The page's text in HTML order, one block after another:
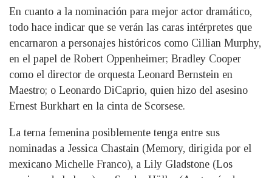
En cuanto a la nominación para mejor actor dramático,
todo hace indicar que se verán las caras intérpretes que
encarnaron a personajes históricos como Cillian Murphy,
en el papel de Robert Oppenheimer; Bradley Cooper
como el director de orquesta Leonard Bernstein en
Maestro; o Leonardo DiCaprio, quien hizo del asesino
Ernest Burkhart en la cinta de Scorsese.
La terna femenina posiblemente tenga entre sus
nominadas a Jessica Chastain (Memory, dirigida por el
mexicano Michelle Franco), a Lily Gladstone (Los